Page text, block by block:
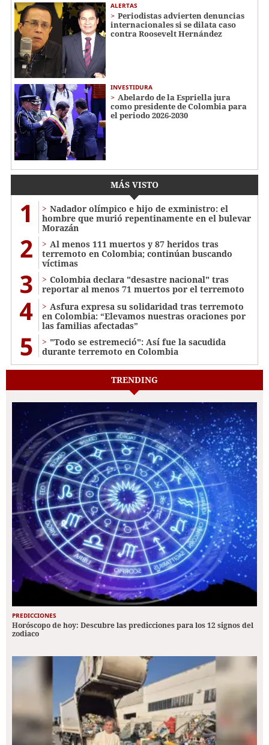
ALERTAS
Periodistas advierten denuncias
internacionales si se dilata caso
contra Roosevelt Hernández
INVESTIDURA
Abelardo de la Espriella jura
como presidente de Colombia para
el periodo 2026-2030
MÁS VISTO
1
Nadador olímpico e hijo de exministro: el
hombre que murió repentinamente en el bulevar
Morazán
2
Al menos 111 muertos y 87 heridos tras
terremoto en Colombia; continúan buscando
víctimas
3
Colombia declara "desastre nacional" tras
reportar al menos 71 muertos por el terremoto
4
Asfura expresa su solidaridad tras terremoto
en Colombia: “Elevamos nuestras oraciones por
las familias afectadas”
5
"Todo se estremeció": Así fue la sacudida
durante terremoto en Colombia
TRENDING
PREDICCIONES
Horóscopo de hoy: Descubre las predicciones para los 12 signos del
zodiaco